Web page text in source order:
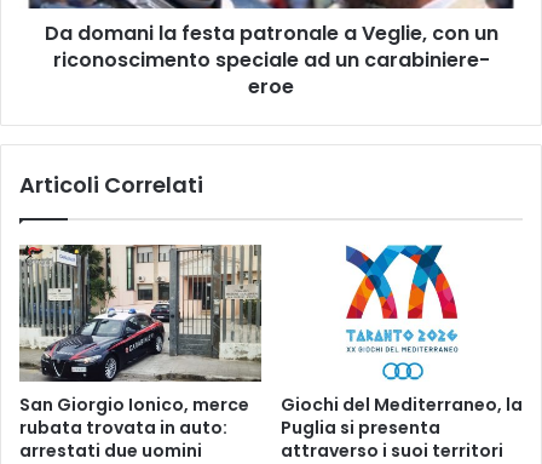
un
riconoscimento
speciale
carabiniere-
Da domani la festa patronale a Veglie, con un
riconoscimento speciale ad un carabiniere-
eroe
Articoli Correlati
San Giorgio Ionico, merce
rubata trovata in auto:
arrestati due uomini
Giochi del Mediterraneo, la
Puglia si presenta
attraverso i suoi territori